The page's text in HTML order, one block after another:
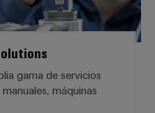
gama de servicios
máquinas